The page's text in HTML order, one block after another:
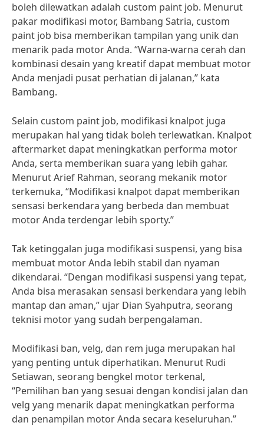
boleh dilewatkan adalah custom paint job. Menurut
pakar modifikasi motor, Bambang Satria, custom
paint job bisa memberikan tampilan yang unik dan
menarik pada motor Anda. “Warna-warna cerah dan
kombinasi desain yang kreatif dapat membuat motor
Anda menjadi pusat perhatian di jalanan,” kata
Bambang.
Selain custom paint job, modifikasi knalpot juga
merupakan hal yang tidak boleh terlewatkan. Knalpot
aftermarket dapat meningkatkan performa motor
Anda, serta memberikan suara yang lebih gahar.
Menurut Arief Rahman, seorang mekanik motor
terkemuka, “Modifikasi knalpot dapat memberikan
sensasi berkendara yang berbeda dan membuat
motor Anda terdengar lebih sporty.”
Tak ketinggalan juga modifikasi suspensi, yang bisa
membuat motor Anda lebih stabil dan nyaman
dikendarai. “Dengan modifikasi suspensi yang tepat,
Anda bisa merasakan sensasi berkendara yang lebih
mantap dan aman,” ujar Dian Syahputra, seorang
teknisi motor yang sudah berpengalaman.
Modifikasi ban, velg, dan rem juga merupakan hal
yang penting untuk diperhatikan. Menurut Rudi
Setiawan, seorang bengkel motor terkenal,
“Pemilihan ban yang sesuai dengan kondisi jalan dan
velg yang menarik dapat meningkatkan performa
dan penampilan motor Anda secara keseluruhan.”